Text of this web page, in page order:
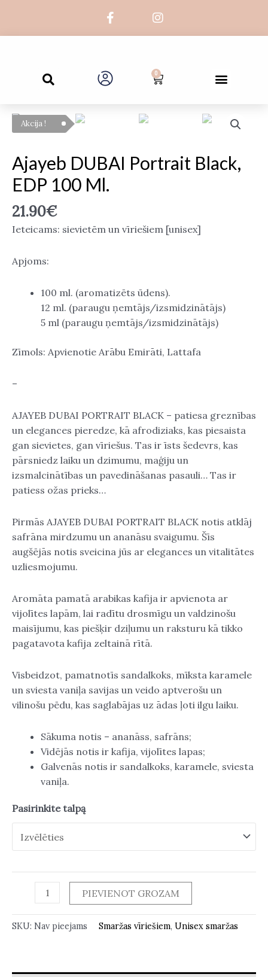
content
F
a
c
o
o
I
n
s
g
r
Search 0 Cart Menu
Akcija !
Ajayeb DUBAI Portrait Black,
EDP 100 Ml.
21.90€
Ieteicams: sievietēm un vīriešiem [unisex]
Apjoms:
100 ml. (aromatizēts ūdens).
12 ml. (paraugu ņemtājs/izsmidzinātājs)
5 ml (paraugu ņemtājs/izsmidzinātājs)
Zīmols: Apvienotie Arābu Emirāti, Lattafa
–
AJAYEB DUBAI PORTRAIT BLACK – patiesa greznības
un elegances pieredze, kā afrodiziaks, kas piesaista
gan sievietes, gan vīriešus. Tas ir īsts šedevrs, kas
pārsniedz laiku un dzimumu, maģiju un
izsmalcinātības un pavedināšanas pasauli… Tas ir
patiess ožas prieks…
Pirmās AJAYEB DUBAI PORTRAIT BLACK notis atklāj
safrāna mirdzumu un ananāsu svaigumu. Šīs
augšējās notis sveicina jūs ar elegances un vitalitātes
uzliesmojumu.
Aromāta pamatā arabikas kafija ir apvienota ar
vijolītes lapām, lai radītu drosmīgu un valdzinošu
maisījumu, kas piešķir dziļumu un raksturu kā tikko
pagatavota kafija zeltainā rītā.
Visbeidzot, pamatnotīs sandalkoks, mīksta karamele
un sviesta vaniļa savijas un veido aptverošu un
vilinošu pēdu, kas saglabājas uz ādas ļoti ilgu laiku.
Sākuma notis – ananāss, safrāns;
Vidējās notis ir kafija, vijolītes lapas;
Galvenās notis ir sandalkoks, karamele, sviesta
vaniļa.
Pasirinkite talpą
Ajayeb
DUBAI
Black,
EDP
100
daudzums
PIEVIENOT GROZAM
SKU: Nav pieejams Smaržas vīriešiem, Unisex smaržas